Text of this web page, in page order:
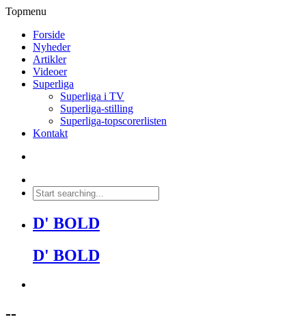
Topmenu
Forside
Nyheder
Artikler
Videoer
Superliga
Superliga i TV
Superliga-stilling
Superliga-topscorerlisten
Kontakt
D' BOLD
D' BOLD
--